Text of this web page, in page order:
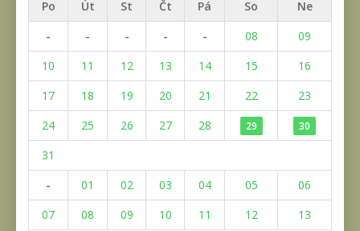
Po Út St Čt Pá So
Ne
-
- - - - 08
09
10
11 12 13 14 15
16
17
18 19 20 21 22
23
24
25 26 27 28 29 30
31
-
01 02 03 04 05
06
07
08 09 10 11 12 13